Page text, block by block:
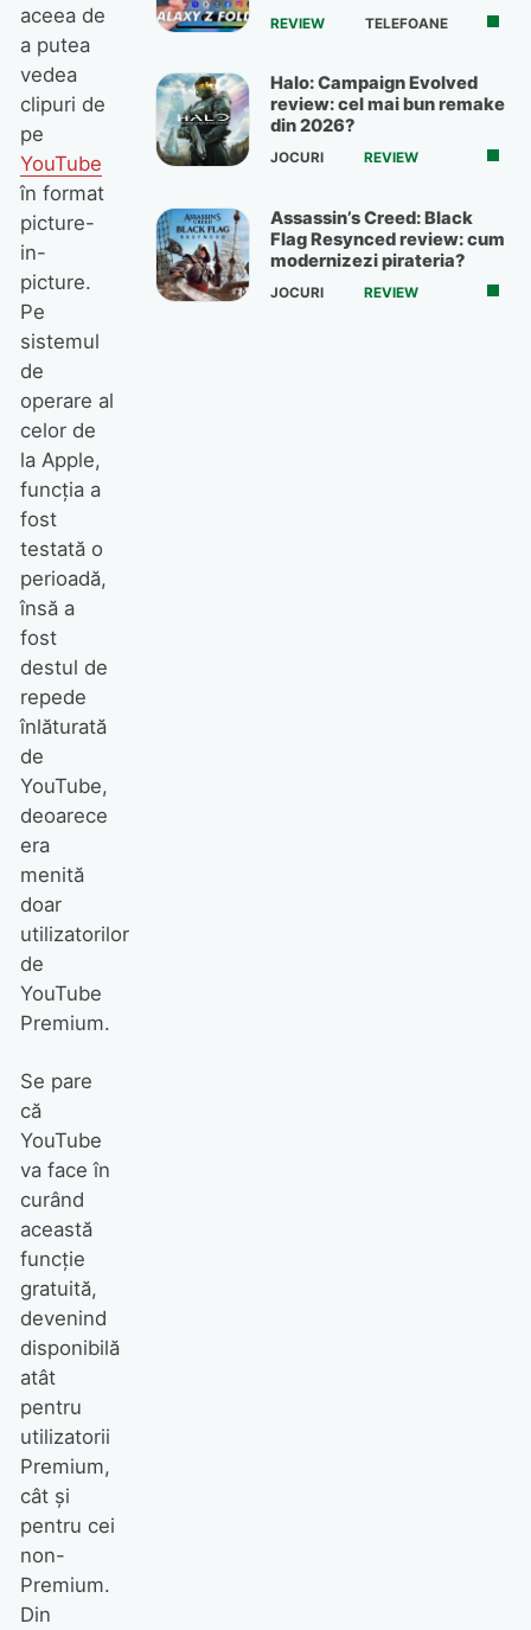
aceea de
a putea
vedea
clipuri de
pe
YouTube
în format
picture-
in-
picture.
Pe
sistemul
de
operare al
celor de
la Apple,
funcția a
fost
testată o
perioadă,
însă a
fost
destul de
repede
înlăturată
de
YouTube,
deoarece
era
menită
doar
utilizatorilor
de
YouTube
Premium.
Se pare
că
YouTube
va face în
curând
această
funcție
gratuită,
devenind
disponibilă
atât
pentru
utilizatorii
Premium,
cât și
pentru cei
non-
Premium.
Din
REVIEW TELEFOANE
Halo: Campaign Evolved
review: cel mai bun remake
din 2026?
JOCURI REVIEW
Assassin’s Creed: Black
Flag Resynced review: cum
modernizezi pirateria?
JOCURI REVIEW